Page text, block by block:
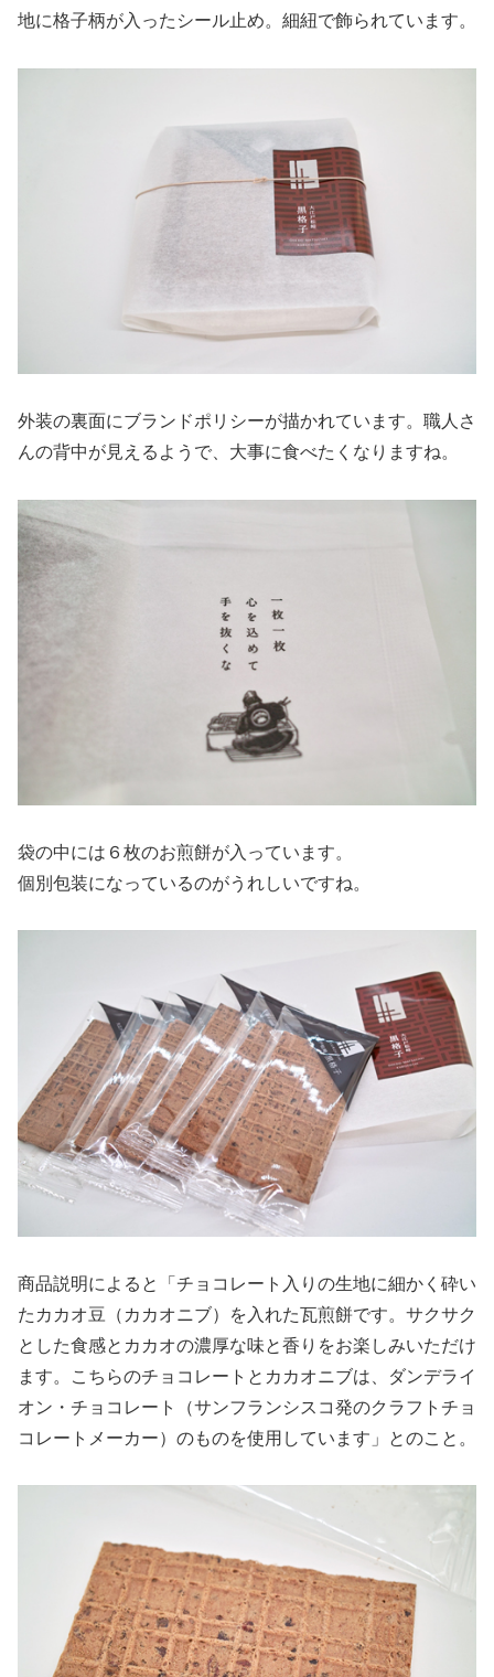
地に格子柄が入ったシール止め。細紐で飾られています。
外装の裏面にブランドポリシーが描かれています。職人さ
んの背中が見えるようで、大事に食べたくなりますね。
袋の中には６枚のお煎餅が入っています。
個別包装になっているのがうれしいですね。
商品説明によると「チョコレート入りの生地に細かく砕い
たカカオ豆（カカオニブ）を入れた瓦煎餅です。サクサク
とした食感とカカオの濃厚な味と香りをお楽しみいただけ
ます。こちらのチョコレートとカカオニブは、ダンデライ
オン・チョコレート（サンフランシスコ発のクラフトチョ
コレートメーカー）のものを使用しています」とのこと。